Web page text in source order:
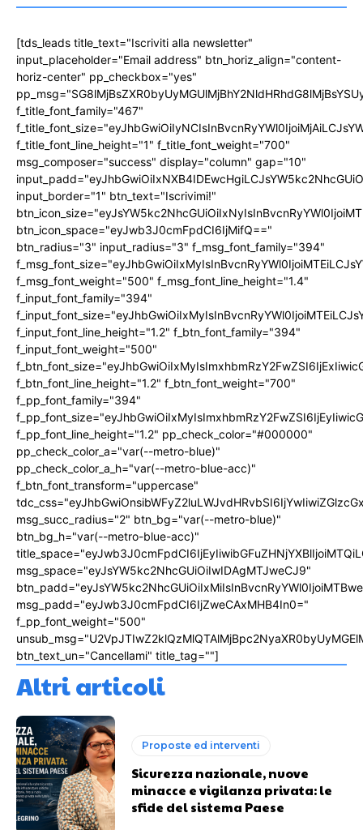
[tds_leads title_text="Iscriviti alla newsletter"
input_placeholder="Email address" btn_horiz_align="content-
horiz-center" pp_checkbox="yes"
f_title_font_family="467"
f_title_font_line_height="1" f_title_font_weight="700"
msg_composer="success" display="column" gap="10"
input_border="1" btn_text="Iscrivimi!"
btn_icon_space="eyJwb3J0cmFpdCI6IjMifQ=="
btn_radius="3" input_radius="3" f_msg_font_family="394"
f_msg_font_weight="500" f_msg_font_line_height="1.4"
f_input_font_family="394"
f_input_font_line_height="1.2" f_btn_font_family="394"
f_input_font_weight="500"
f_btn_font_line_height="1.2" f_btn_font_weight="700"
f_pp_font_family="394"
f_pp_font_line_height="1.2" pp_check_color="#000000"
pp_check_color_a="var(--metro-blue)"
pp_check_color_a_h="var(--metro-blue-acc)"
f_btn_font_transform="uppercase"
msg_succ_radius="2" btn_bg="var(--metro-blue)"
btn_bg_h="var(--metro-blue-acc)"
msg_space="eyJsYW5kc2NhcGUiOiIwIDAgMTJweCJ9"
msg_padd="eyJwb3J0cmFpdCI6IjZweCAxMHB4In0="
f_pp_font_weight="500"
btn_text_un="Cancellami" title_tag=""]
Altri articoli
Proposte ed interventi
Sicurezza nazionale, nuove
minacce e vigilanza privata: le
sfide del sistema Paese